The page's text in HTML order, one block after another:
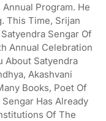
Program. He
This Time, Srijan
Sengar Of
Annual Celebration
About Satyendra
Akashvani
Books, Poet Of
Has Already
Of The